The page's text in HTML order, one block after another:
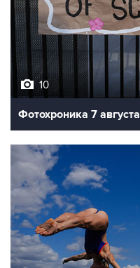
10
Фотохроника 7 августа